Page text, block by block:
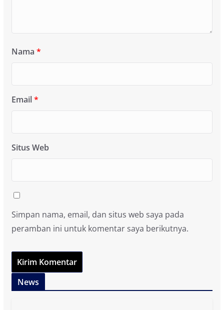
Nama *
Email*
Situs Web
Simpan nama, email, dan situs web saya pada
peramban ini untuk komentar saya berikutnya.
News